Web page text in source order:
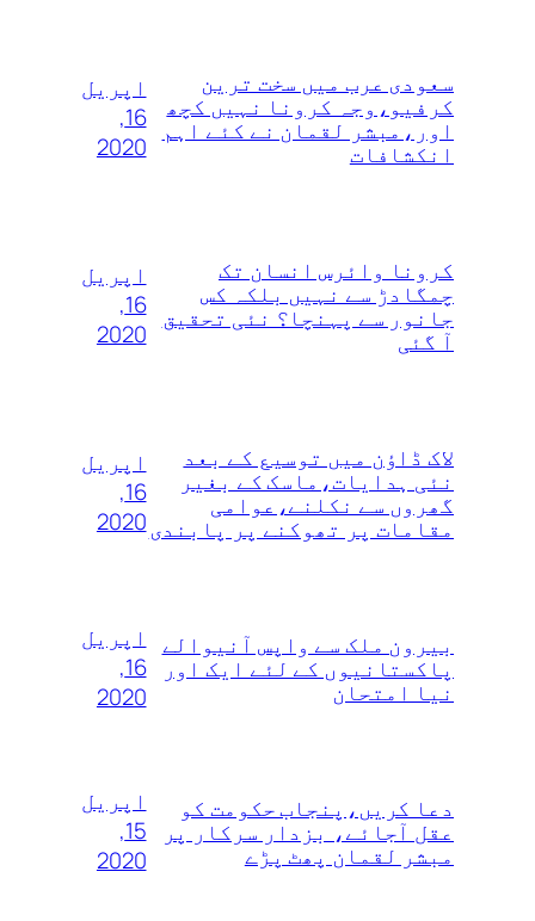
سعودی عرب میں سخت ترین
کرفیو،وجہ کرونا نہیں کچھ
اور،مبشر لقمان نے کئے اہم
انکشافات
اپریل
16,
2020
کرونا وائرس انسان تک
چمگادڑ سے نہیں بلکہ کس
جانور سے پہنچا؟ نئی تحقیق
آ گئی
اپریل
16,
2020
لاک ڈاؤن میں توسیع کے بعد
نئی ہدایات،ماسک کے بغیر
گھروں سے نکلنے،عوامی
مقامات پر تھوکنے پر پابندی
اپریل
16,
2020
بیرون ملک سے واپس آنیوالے
پاکستانیوں کے لئے ایک اور
نیا امتحان
اپریل
16,
2020
دعا کریں،پنجاب حکومت کو
عقل آجائے، بزدار سرکار پر
مبشر لقمان پھٹ پڑے
اپریل
15,
2020